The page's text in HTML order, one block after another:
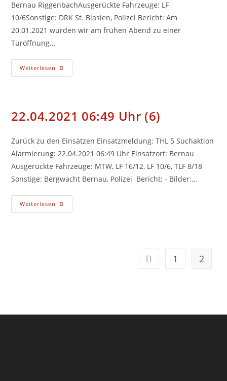
Bernau RiggenbachAusgerückte Fahrzeuge: LF
10/6Sonstige: DRK St. Blasien, Polizei Bericht: Am
20.01.2021 wurden wir am frühen Abend zu einer
Türöffnung…
Weiterlesen 20.01.2021
17:19
22.04.2021 06:49 Uhr (6)
Zurück zu den Einsätzen Einsatzmeldung: THL 5 Suchaktion
Alarmierung: 22.04.2021 06:49 Uhr Einsatzort: Bernau
Ausgerückte Fahrzeuge: MTW, LF 16/12, LF 10/6, TLF 8/18
Sonstige: Bergwacht Bernau, Polizei Bericht: - Bilder:…
Weiterlesen 22.04.2021
06:49
Zur vorherigen Seite
1 2